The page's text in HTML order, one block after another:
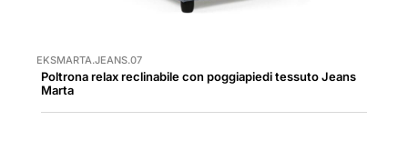
EKSMARTA.JEANS.07
Poltrona relax reclinabile con poggiapiedi tessuto Jeans
Marta